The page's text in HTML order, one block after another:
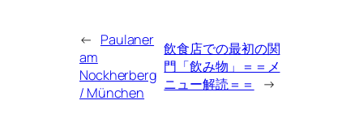
← Paulaner
am
Nockherberg
/ München
飲食店での最初の関
門「飲み物」＝＝メ
ニュー解読＝＝
→